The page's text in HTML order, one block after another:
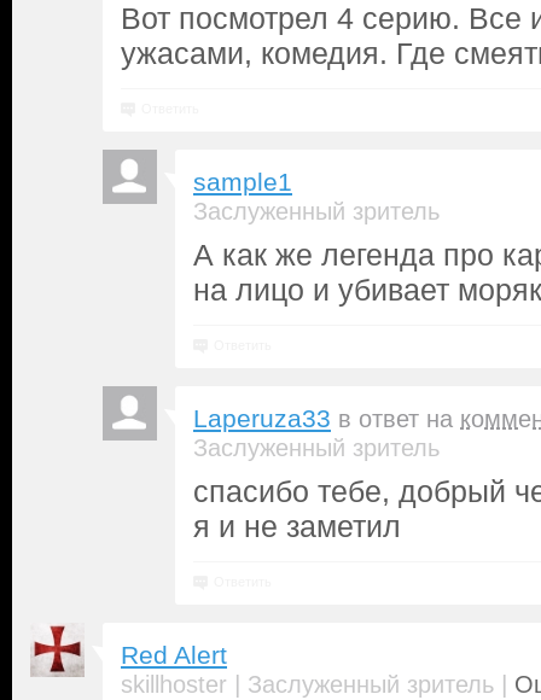
Вот посмотрел 4 серию. Все
ужасами, комедия. Где
sample1
Заслуженный зритель
А как же легенда про
на лицо и убивает
Laperuza33 в ответ на
Заслуженный зритель
спасибо тебе, добрый
я и не заметил
Red Alert
skillhoster | Заслуженный зритель |